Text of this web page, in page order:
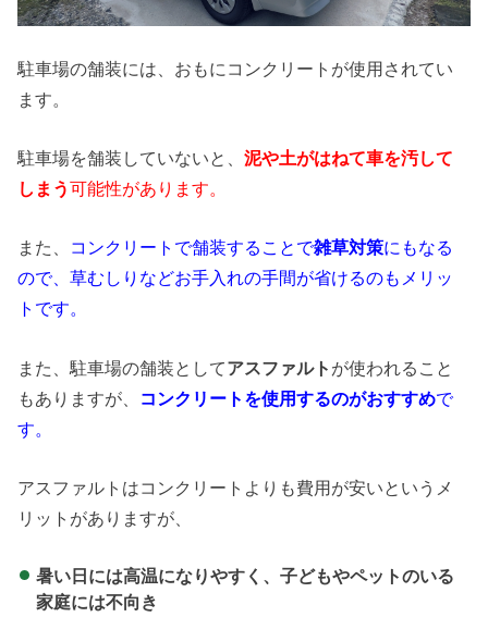
駐車場の舗装には、おもにコンクリートが使用されてい
ます。
駐車場を舗装していないと、泥や土がはねて車を汚して
しまう可能性があります。
また、 コンクリートで舗装することで雑草対策にもなる
ので、草むしりなどお手入れの手間が省けるのもメリッ
トです。
また、駐車場の舗装としてアスファルト が使われること
もありますが、 コンクリートを使用するのがおすすめで
す。
アスファルトはコンクリートよりも費用が安いというメ
リットがありますが、
暑い日には高温になりやすく、子どもやペットのいる
家庭には不向き